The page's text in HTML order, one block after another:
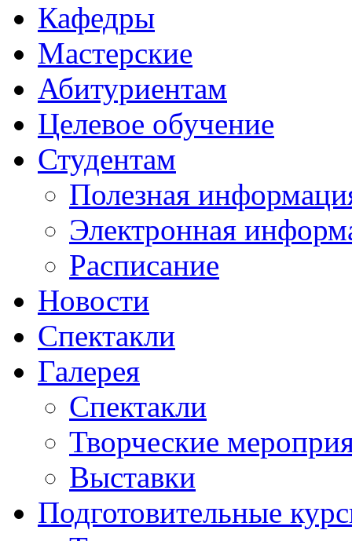
Кафедры
Мастерские
Абитуриентам
Целевое обучение
Студентам
Полезная
Электронная
Расписание
Новости
Спектакли
Галерея
Спектакли
Творческие
Выставки
Подготовительные